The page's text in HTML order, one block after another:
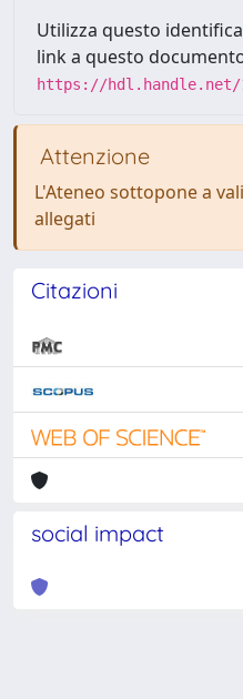
Utilizza questo
link a questo
https://hdl.handle.net/
Attenzione
L'Ateneo sottopone a
allegati
Citazioni
social impact